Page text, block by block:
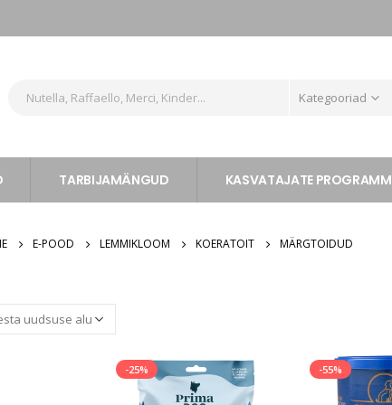
Kategooriad
TARBIJAMÄNGUD KASVATAJATE PROGRAMM
E-POOD LEMMIKLOOM KOERATOIT MÄRGTOIDUD
-25% -55%